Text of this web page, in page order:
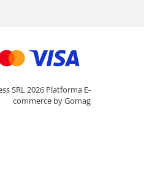
SRL 2026 Platforma E-
commerce by Gomag